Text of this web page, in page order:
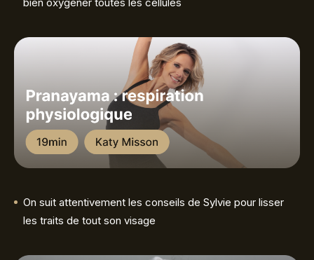
On suit attentivement les conseils de Sylvie pour lisser
les traits de tout son visage